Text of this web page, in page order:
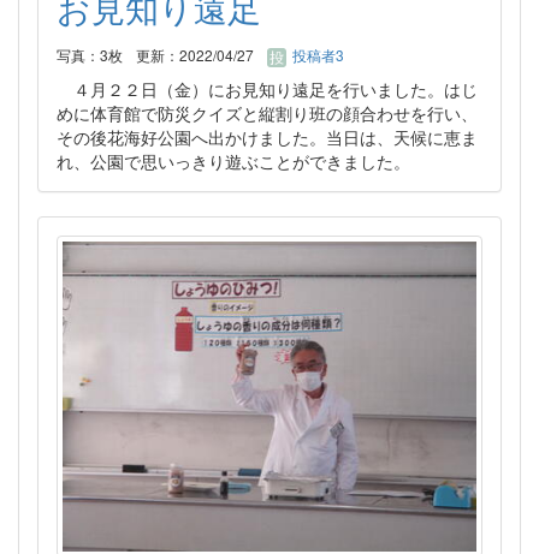
写真：3枚 更新：2022/04/27 投稿者3
４月２２日（金）にお見知り遠足を行いました。はじ
めに体育館で防災クイズと縦割り班の顔合わせを行い、
その後花海好公園へ出かけました。当日は、天候に恵ま
れ、公園で思いっきり遊ぶことができました。